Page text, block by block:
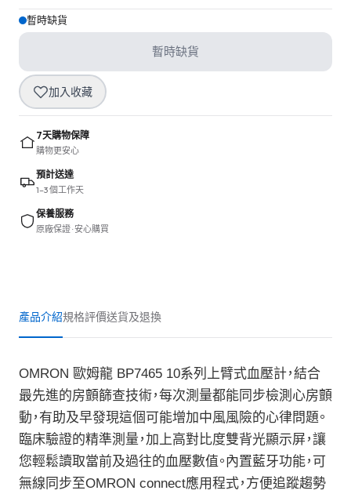
暫時缺貨
暫時缺貨
加入收藏
7天購物保障
購物更安心
預計送達
1–3 個工作天
保養服務
原廠保證 · 安心購買
產品介紹規格評價送貨及退換
OMRON 歐姆龍 BP7465 10系列上臂式血壓計，結合
最先進的房顫篩查技術，每次測量都能同步檢測心房顫
動，有助及早發現這個可能增加中風風險的心律問題。
臨床驗證的精準測量，加上高對比度雙背光顯示屏，讓
您輕鬆讀取當前及過往的血壓數值。內置藍牙功能，可
無線同步至OMRON connect應用程式，方便追蹤趨勢